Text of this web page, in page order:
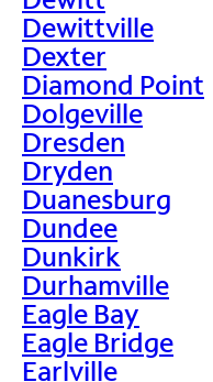
Dewittville
Dexter
Diamond Point
Dolgeville
Dresden
Dryden
Duanesburg
Dundee
Dunkirk
Durhamville
Eagle Bay
Eagle Bridge
Earlville